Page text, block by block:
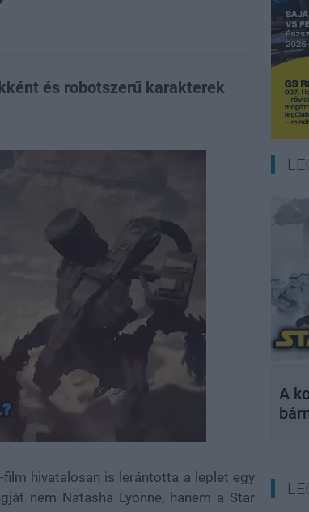
és robotszerű karakterek
hivatalosan is lerántotta a leplet egy
nem Natasha Lyonne, hanem a Star
A